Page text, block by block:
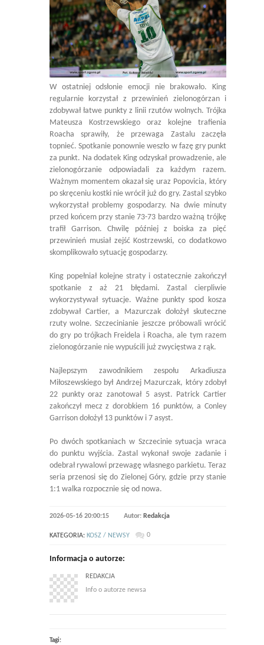
W ostatniej odsłonie emocji nie brakowało. King
regularnie korzystał z przewinień zielonogórzan i
zdobywał łatwe punkty z linii rzutów wolnych. Trójka
Mateusza Kostrzewskiego oraz kolejne trafienia
Roacha sprawiły, że przewaga Zastalu zaczęła
topnieć. Spotkanie ponownie weszło w fazę gry punkt
za punkt. Na dodatek King odzyskał prowadzenie, ale
zielonogórzanie odpowiadali za każdym razem.
Ważnym momentem okazał się uraz Popovicia, który
po skręceniu kostki nie wrócił już do gry. Zastal szybko
wykorzystał problemy gospodarzy. Na dwie minuty
przed końcem przy stanie 73-73 bardzo ważną trójkę
trafił Garrison. Chwilę później z boiska za pięć
przewinień musiał zejść Kostrzewski, co dodatkowo
skomplikowało sytuację gospodarzy.
King popełniał kolejne straty i ostatecznie zakończył
spotkanie z aż 21 błędami. Zastal cierpliwie
wykorzystywał sytuacje. Ważne punkty spod kosza
zdobywał Cartier, a Mazurczak dołożył skuteczne
rzuty wolne. Szczecinianie jeszcze próbowali wrócić
do gry po trójkach Freidela i Roacha, ale tym razem
zielonogórzanie nie wypuścili już zwycięstwa z rąk.
Najlepszym zawodnikiem zespołu Arkadiusza
Miłoszewskiego był Andrzej Mazurczak, który zdobył
22 punkty oraz zanotował 5 asyst. Patrick Cartier
zakończył mecz z dorobkiem 16 punktów, a Conley
Garrison dołożył 13 punktów i 7 asyst.
Po dwóch spotkaniach w Szczecinie sytuacja wraca
do punktu wyjścia. Zastal wykonał swoje zadanie i
odebrał rywalowi przewagę własnego parkietu. Teraz
seria przenosi się do Zielonej Góry, gdzie przy stanie
1:1 walka rozpocznie się od nowa.
2026-05-16 20:00:15 Autor: Redakcja
KATEGORIA: KOSZ / NEWSY 0
Informacja o autorze:
REDAKCJA
Info o autorze newsa
Tagi: